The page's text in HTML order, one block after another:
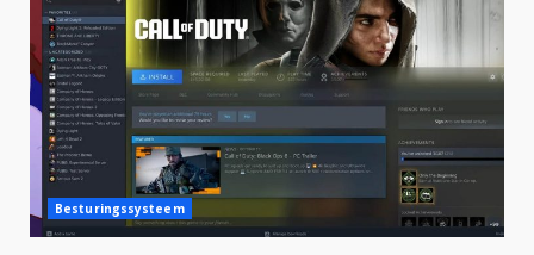
Besturingssysteem